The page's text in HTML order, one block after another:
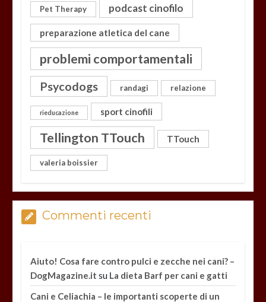
Pet Therapy podcast cinofilo
preparazione atletica del cane
problemi comportamentali
Psycodogs randagi relazione
rieducazione sport cinofili
Tellington TTouch TTouch
valeria boissier
Commenti recenti
Aiuto! Cosa fare contro pulci e zecche nei cani? –
DogMagazine.it su La dieta Barf per cani e gatti
Cani e Celiachia – le importanti scoperte di un